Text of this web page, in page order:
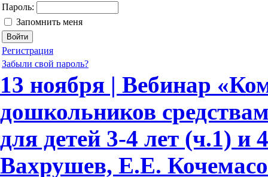
Пароль:
Запомнить меня
Регистрация
Забыли свой пароль?
13 ноября | Вебинар
дошкольников
для детей 3-4 лет (ч.1)
Вахрушев, Е.Е.